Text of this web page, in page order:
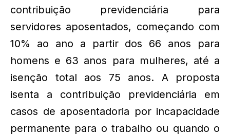
contribuição previdenciária para
servidores aposentados, começando com
10% ao ano a partir dos 66 anos para
homens e 63 anos para mulheres, até a
isenção total aos 75 anos. A proposta
isenta a contribuição previdenciária em
casos de aposentadoria por incapacidade
permanente para o trabalho ou quando o